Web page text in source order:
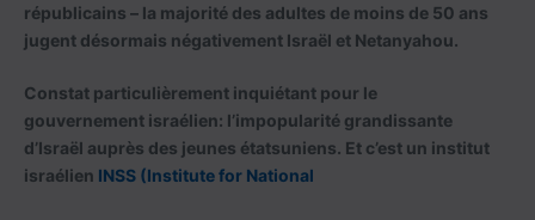
républicains – la majorité des adultes de moins de 50 ans
jugent désormais négativement Israël et Netanyahou.
Constat particulièrement inquiétant pour le
gouvernement israélien: l’impopularité grandissante
d’Israël auprès des jeunes étatsuniens. Et c’est un institut
israélien INSS (Institute for National